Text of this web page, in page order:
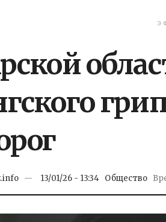
13/01/26 - 13:34 Общество